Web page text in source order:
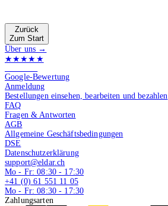
Zurück
Zum Start
Über uns →
★★★★★
Google-Bewertung
Anmeldung
Bestellungen einsehen, bearbeiten und bezahlen
FAQ
Fragen & Antworten
AGB
Allgemeine Geschäftsbedingungen
DSE
Datenschutzerklärung
support@eldar.ch
Mo - Fr: 08:30 - 17:30
+41 (0) 61 551 11 05
Mo - Fr: 08:30 - 17:30
Zahlungsarten